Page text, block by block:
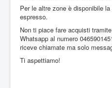
Per le altre zone è disponibile
espresso.
Non ti piace fare acquisti
Whatsapp al numero
riceve chiamate ma solo
Ti aspettiamo!